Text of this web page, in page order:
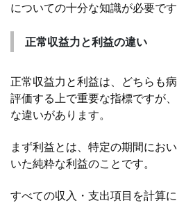
についての十分な知識が必要です
正常収益力と利益の違い
正常収益力と利益は、どちらも
評価する上で重要な指標ですが
な違いがあります。
まず利益とは、特定の期間にお
いた純粋な利益のことです。
すべての収入・支出項目を計算